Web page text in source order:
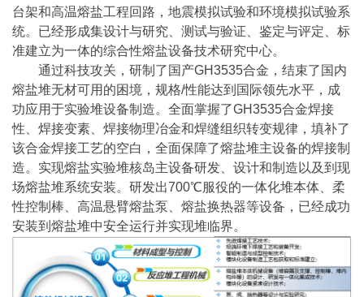
台架和高温熔盐工程回路，地震模拟试验和环境模拟试验系
统。已经形成集设计与研究、测试与验证、鉴定与评定、标
准建立为一体的综合性熔盐设备技术研究中心。
通过科技攻关，研制了国产GH3535合金，结束了国内
熔盐堆无材可用的困境，规格/性能达到国际领先水平，成
功应用于实验堆设备制造。全面掌握了GH3535合金焊接
性、焊接变素、焊接物理冶金和焊缝组织转变规律，填补了
该合金焊接工艺的空白，全面保障了熔盐堆主设备的焊接制
造。实现熔盐实验堆核岛主设备研发、设计和制造以及到现
场熔盐堆系统安装。研发出700℃服役的一体化堆本体、柔
性控制棒、高温悬臂熔盐泵、熔盐换热器等设备，已经成功
安装到熔盐堆中安全运行并实现堆临界。